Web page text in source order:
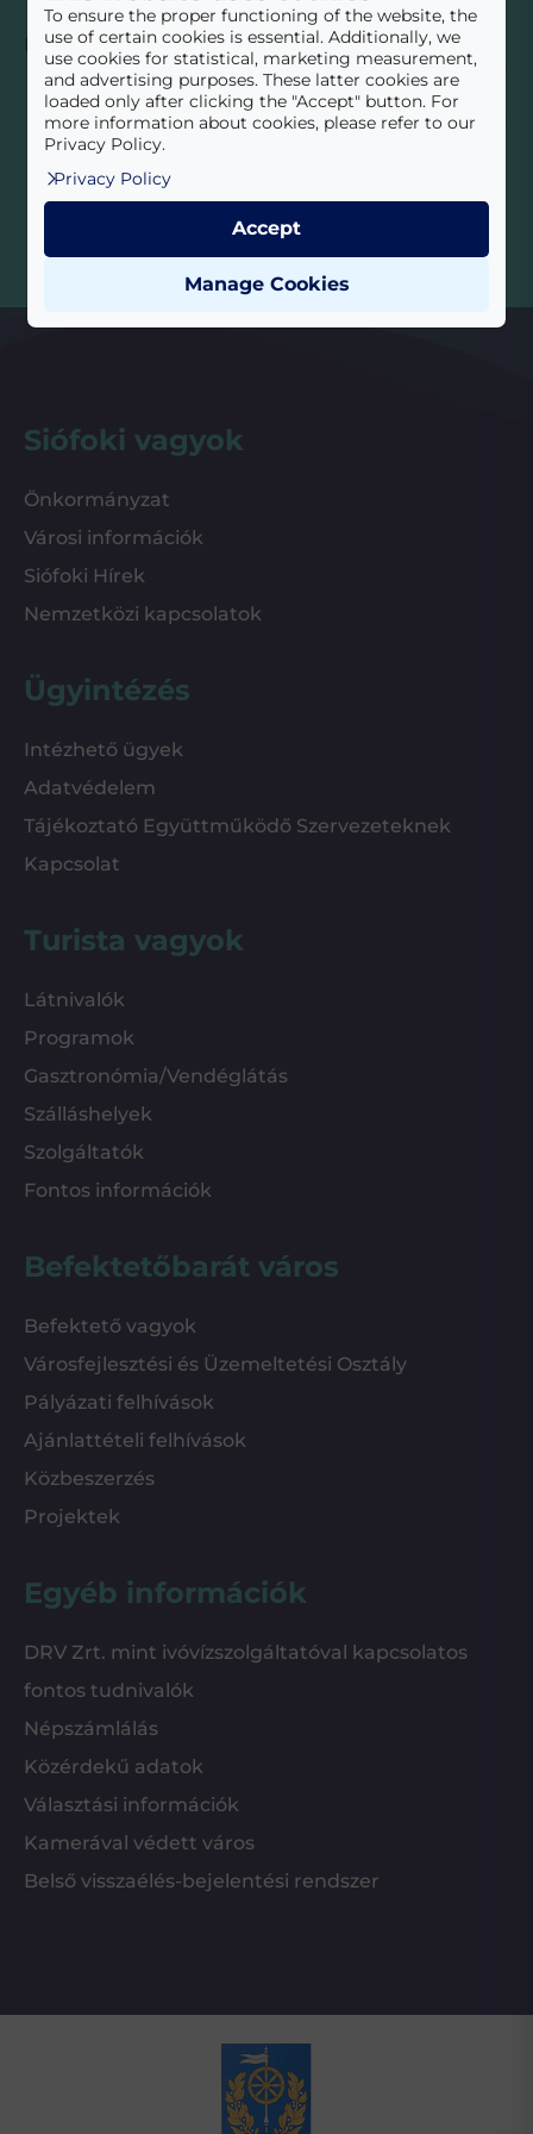
Érdekességek, hasznos információk
Feliratkozás
E-mail cím
Megismertem azAdatvédelmi tájékoztató
Beküldés
Siófoki vagyok
Önkormányzat
Városi információk
Siófoki Hírek
Nemzetközi kapcsolatok
Ügyintézés
Intézhető ügyek
Adatvédelem
Tájékoztató Együttműködő Szervezeteknek
Kapcsolat
Turista vagyok
Látnivalók
Programok
Gasztronómia/Vendéglátás
Szálláshelyek
Szolgáltatók
Fontos információk
Befektetőbarát város
Befektető vagyok
Városfejlesztési és Üzemeltetési Osztály
Pályázati felhívások
Ajánlattételi felhívások
Közbeszerzés
Projektek
Egyéb információk
DRV Zrt. mint ivóvízszolgáltatóval kapcsolatos
fontos tudnivalók
Népszámlálás
Közérdekű adatok
Választási információk
Kamerával védett város
Belső visszaélés-bejelentési rendszer
To ensure the proper functioning of the website, the
use of certain cookies is essential. Additionally, we
use cookies for statistical, marketing measurement,
and advertising purposes. These latter cookies are
loaded only after clicking the "Accept" button. For
more information about cookies, please refer to our
Privacy Policy.
Privacy Policy
Manage Cookies
Accept